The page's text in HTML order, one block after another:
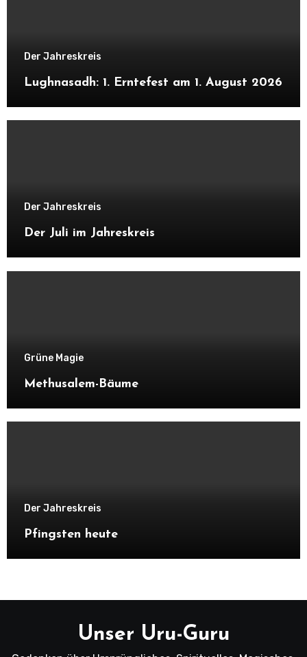
Der Jahreskreis
Lughnasadh: 1. Erntefest am 1. August 2026
Der Jahreskreis
Der Juli im Jahreskreis
Grüne Magie
Methusalem-Bäume
Der Jahreskreis
Pfingsten heute
Unser Uru-Guru